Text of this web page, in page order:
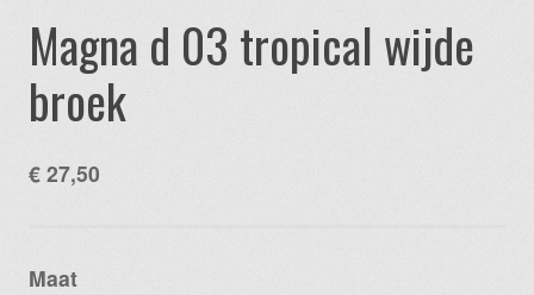
Magna d 03 tropical wijde
broek
€ 27,50
Maat